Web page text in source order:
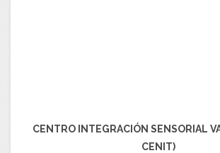
CENTRO INTEGRACIÓN SENSORIAL
CENIT)